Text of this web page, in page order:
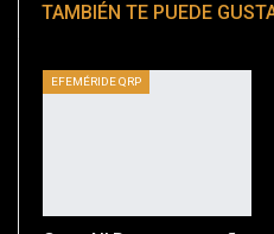
TAMBIÉN TE PUEDE
EFEMÉRIDE QRP